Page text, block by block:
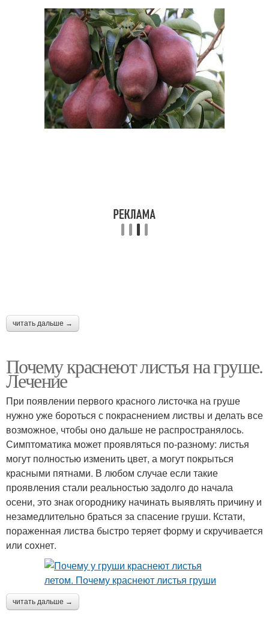
читать дальше →
Почему краснеют листья на груше.
Лечение
При появлении первого красного листочка на груше
нужно уже бороться с покраснением листвы и делать все
возможное, чтобы оно дальше не распространялось.
Симптоматика может проявляться по-разному: листья
могут полностью изменить цвет, а могут покрыться
красными пятнами. В любом случае если такие
проявления стали реальностью задолго до начала
осени, это знак огороднику начинать выявлять причину и
незамедлительно браться за спасение груши. Кстати,
пораженная листва быстро теряет форму и скручивается
или сохнет.
читать дальше →